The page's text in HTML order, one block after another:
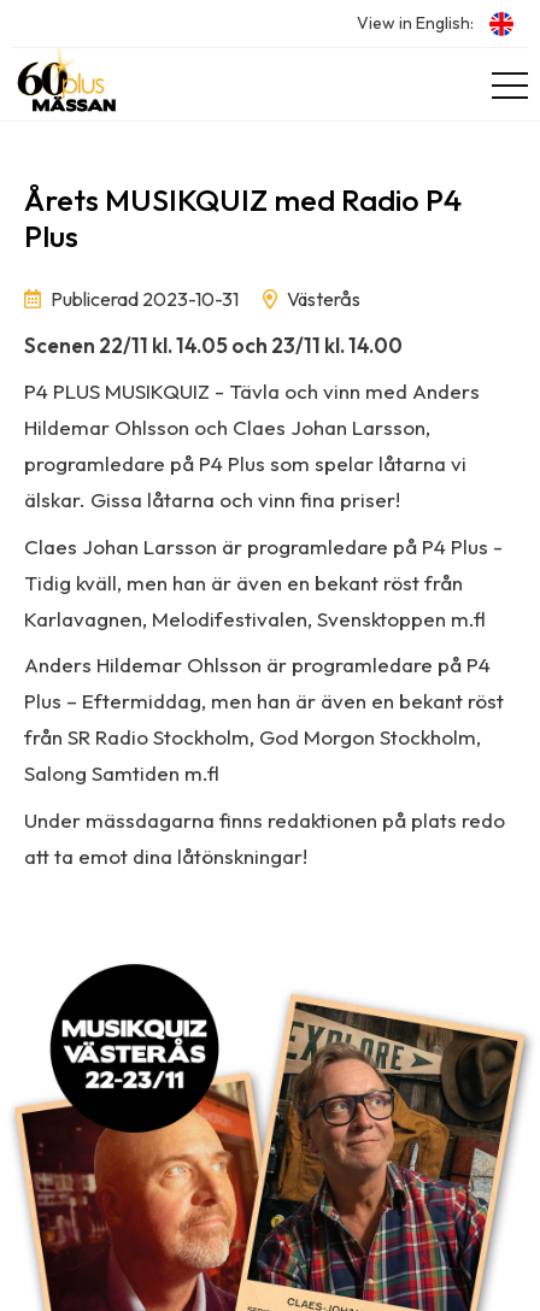
View in English:
Årets MUSIKQUIZ med Radio P4
Plus
Publicerad 2023-10-31 Västerås
Scenen 22/11 kl. 14.05 och 23/11 kl. 14.00
P4 PLUS MUSIKQUIZ - Tävla och vinn med Anders
Hildemar Ohlsson och Claes Johan Larsson,
programledare på P4 Plus som spelar låtarna vi
älskar. Gissa låtarna och vinn fina priser!
Claes Johan Larsson är programledare på P4 Plus -
Tidig kväll, men han är även en bekant röst från
Karlavagnen, Melodifestivalen, Svensktoppen m.fl
Anders Hildemar Ohlsson är programledare på P4
Plus – Eftermiddag, men han är även en bekant röst
från SR Radio Stockholm, God Morgon Stockholm,
Salong Samtiden m.fl
Under mässdagarna finns redaktionen på plats redo
att ta emot dina låtönskningar!